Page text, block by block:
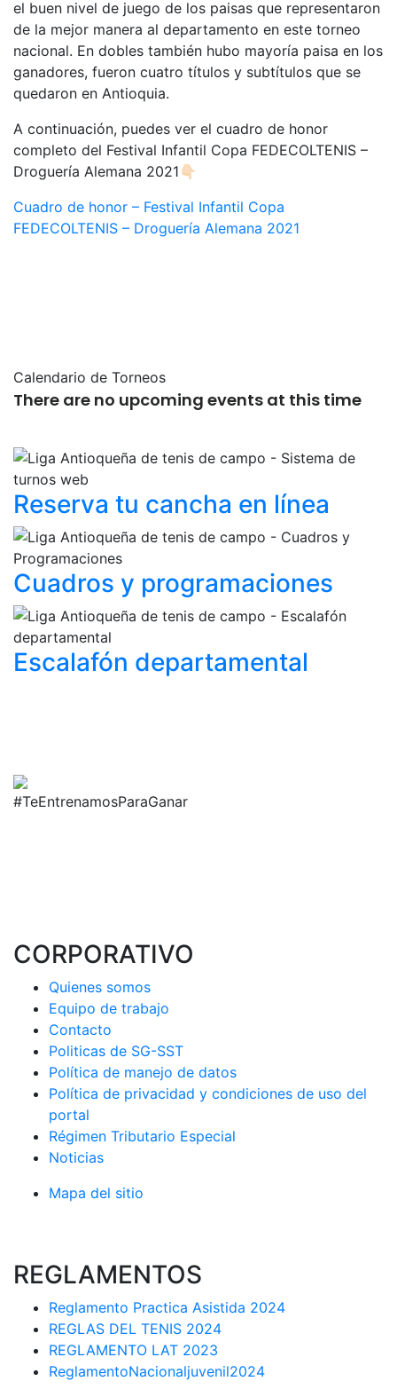
el buen nivel de juego de los paisas que representaron
de la mejor manera al departamento en este torneo
nacional. En dobles también hubo mayoría paisa en los
ganadores, fueron cuatro títulos y subtítulos que se
quedaron en Antioquia.
A continuación, puedes ver el cuadro de honor
completo del Festival Infantil Copa FEDECOLTENIS –
Droguería Alemana 2021👇🏻
Cuadro de honor – Festival Infantil Copa
FEDECOLTENIS – Droguería Alemana 2021
Calendario de Torneos
There are no upcoming events at this time
Reserva tu cancha en línea
Cuadros y programaciones
Escalafón departamental
#TeEntrenamosParaGanar
CORPORATIVO
Quienes somos
Equipo de trabajo
Contacto
Politicas de SG-SST
Política de manejo de datos
Política de privacidad y condiciones de uso del
portal
Régimen Tributario Especial
Noticias
Mapa del sitio
REGLAMENTOS
Reglamento Practica Asistida 2024
REGLAS DEL TENIS 2024
REGLAMENTO LAT 2023
ReglamentoNacionaljuvenil2024